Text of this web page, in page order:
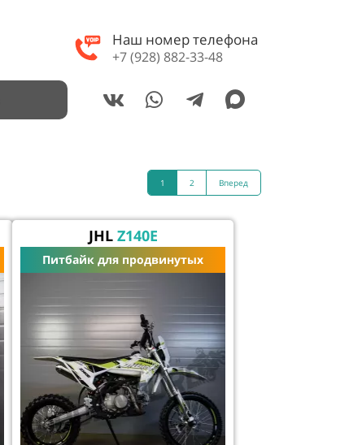
Наш номер телефона
+7 (928) 882-33-48
1 2 Вперед
JHL Z140E
Питбайк для продвинутых